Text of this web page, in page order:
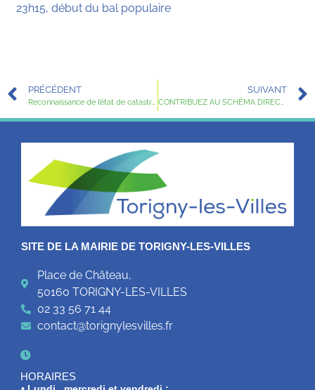
23h15, début du bal populaire
PRÉCÉDENT SUIVANT
SITE DE LA MAIRIE DE TORIGNY-LES-VILLES
Place de Château,
50160 TORIGNY-LES-VILLES
02 33 56 71 44
contact@torignylesvilles.fr
HORAIRES